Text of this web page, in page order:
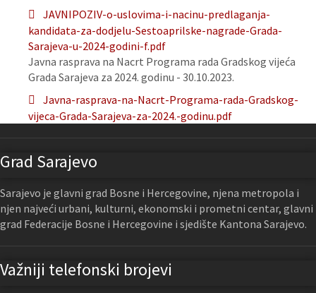
JAVNIPOZIV-o-uslovima-i-nacinu-predlaganja-
kandidata-za-dodjelu-Sestoaprilske-nagrade-Grada-
Sarajeva-u-2024-godini-f.pdf
Javna rasprava na Nacrt Programa rada Gradskog vijeća
Grada Sarajeva za 2024. godinu - 30.10.2023.
Javna-rasprava-na-Nacrt-Programa-rada-Gradskog-
vijeca-Grada-Sarajeva-za-2024.-godinu.pdf
Grad Sarajevo
Sarajevo je glavni grad Bosne i Hercegovine, njena metropola i
njen najveći urbani, kulturni, ekonomski i prometni centar, glavni
grad Federacije Bosne i Hercegovine i sjedište Kantona Sarajevo.
Važniji telefonski brojevi